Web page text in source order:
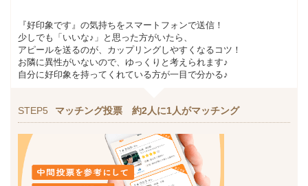
『好印象です』の気持ちをスマートフォンで送信！
少しでも「いいな♪」と思った方がいたら、
アピールを送るのが、カップリングしやすくなるコツ！
お隣に異性がいないので、ゆっくりと考えられます♪
自分に好印象を持ってくれている方が一目で分かる♪
STEP5 マッチング投票 約2人に1人がマッチング